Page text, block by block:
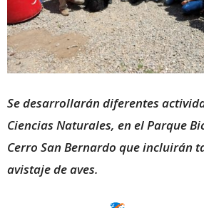
Se desarrollarán diferentes
Ciencias Naturales, en el Parque
Cerro San Bernardo que incluirán
avistaje de aves.